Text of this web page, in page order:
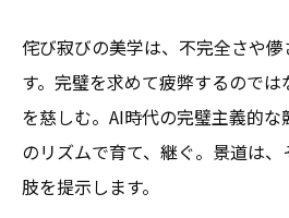
侘び寂びの美学は、不完全さや
す。完璧を求めて疲弊するので
を慈しむ。AI時代の完璧主義的
のリズムで育て、継ぐ。景道は
肢を提示します。